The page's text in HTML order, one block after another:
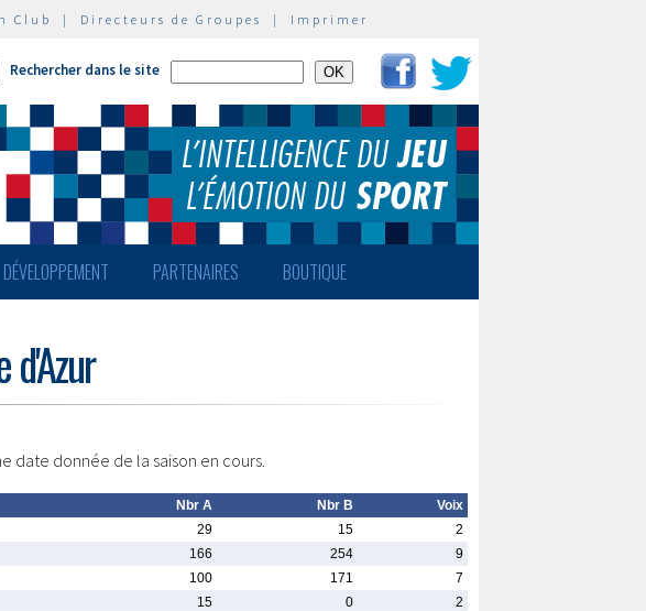
Club | Directeurs de Groupes | Imprimer
Rechercher dans le site
DÉVELOPPEMENT PARTENAIRES BOUTIQUE
date donnée de la saison en cours.
Nbr A Nbr B
Voix
29 15
2
166 254
9
100 171
7
15 0
2